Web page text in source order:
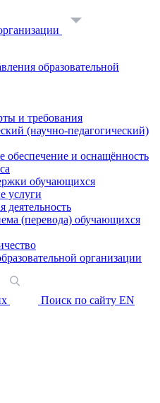
образовательной
и требования
(научно-педагогический)
обеспечение и оснащённость
обучающихся
услуги
деятельность
(перевода) обучающихся
организации
Поиск по сайту EN